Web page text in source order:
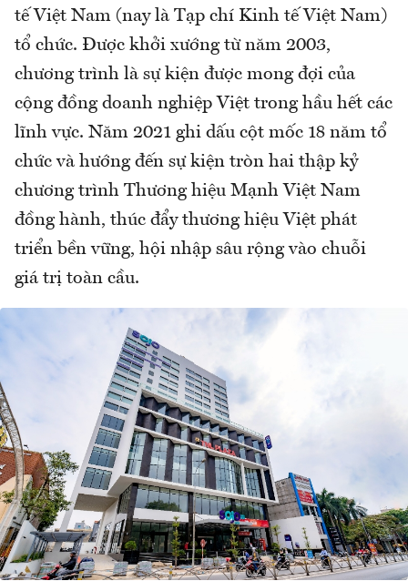
tế Việt Nam (nay là Tạp chí Kinh tế Việt Nam)
tổ chức. Được khởi xướng từ năm 2003,
chương trình là sự kiện được mong đợi của
cộng đồng doanh nghiệp Việt trong hầu hết các
lĩnh vực. Năm 2021 ghi dấu cột mốc 18 năm tổ
chức và hướng đến sự kiện tròn hai thập kỷ
chương trình Thương hiệu Mạnh Việt Nam
đồng hành, thúc đẩy thương hiệu Việt phát
triển bền vững, hội nhập sâu rộng vào chuỗi
giá trị toàn cầu.